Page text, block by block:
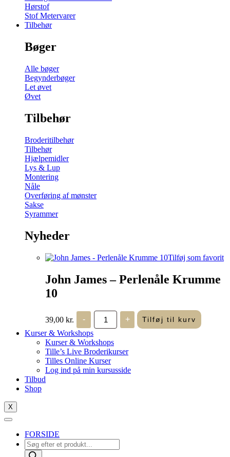
Hørstof
Stof Metervarer
Tilbehør
Bøger
Alle bøger
Begynderbøger
Let øvet
Øvet
Tilbehør
Broderitilbehør
Tilbehør
Hjælpemidler
Lys & Lup
Montering
Nåle
Overføring af mønster
Sakse
Syrammer
Nyheder
Tilføj som favorit
John James – Perlenåle Krumme
10
39,00 kr. -
John
James
-
Perlenåle
Krumme
10
antal
+ Tilføj til kurv
Kurser & Workshops
Kurser & Workshops
Tille’s Live Broderikurser
Tilles Online Kurser
Log ind på min kursusside
Tilbud
Shop
X
FORSIDE
Products
search